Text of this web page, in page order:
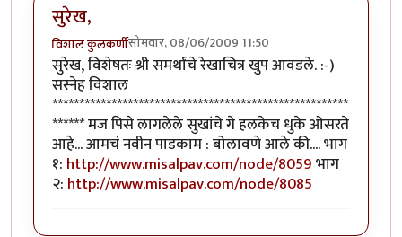
सुरेख,
विशाल कुलकर्णीसोमवार, 08/06/2009 11:50
सुरेख, विशेषतः श्री समर्थांचे रेखाचित्र खुप आवडले. :-)
सस्नेह विशाल
*******************************************************
****** मज पिसे लागलेले सुखांचे गे हलकेच धुके ओसरते
आहे... आमचं नवीन पाडकाम : बोलावणे आले की.... भाग
१: http://www.misalpav.com/node/8059भाग
२: http://www.misalpav.com/node/8085